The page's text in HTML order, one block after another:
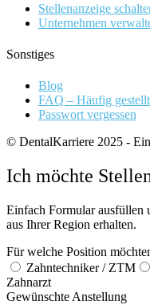
Stellenanzeige
Unternehmen
Sonstiges
Blog
FAQ – Häufig
Passwort vergessen
© DentalKarriere 2025 -
Ich möchte
Einfach Formular ausfüllen
aus Ihrer Region erhalten.
Für welche Position
Zahntechniker / ZTM
Zahnarzt
Gewünschte Anstellung